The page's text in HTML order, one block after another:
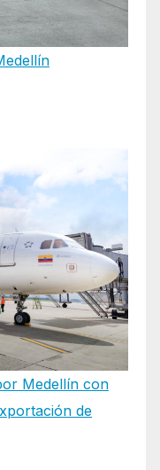
Medellín con
de